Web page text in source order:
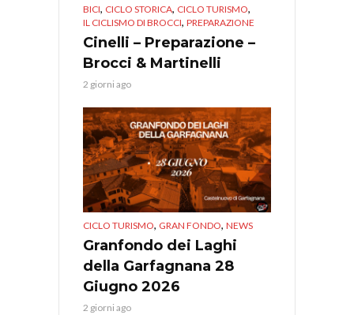
BICI, CICLO STORICA, CICLO TURISMO,
IL CICLISMO DI BROCCI, PREPARAZIONE
Cinelli – Preparazione –
Brocci & Martinelli
2 giorni ago
CICLO TURISMO, GRAN FONDO, NEWS
Granfondo dei Laghi
della Garfagnana 28
Giugno 2026
2 giorni ago